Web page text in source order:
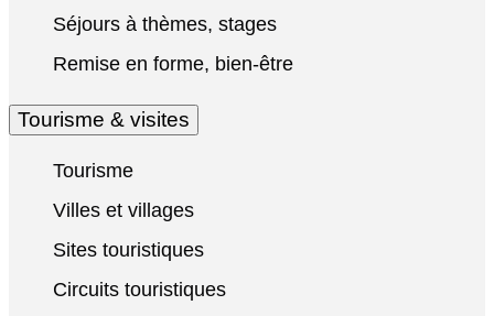
Séjours à thèmes, stages
Remise en forme, bien-être
Tourisme & visites
Tourisme
Villes et villages
Sites touristiques
Circuits touristiques